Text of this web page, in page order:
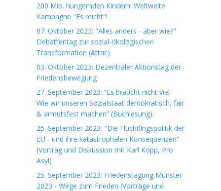
200 Mio. hungernden Kindern: Weltweite
Kampagne "Es reicht"!
07. Oktober 2023: "Alles anders - aber wie?"
Debattentag zur sozial-ökologischen
Transformation (Attac)
03. Oktober 2023: Dezentraler Aktionstag der
Friedensbewegung
27. September 2023: “Es braucht nicht viel -
Wie wir unseren Sozialstaat demokratisch, fair
& armutsfest machen” (Buchlesung).
25. September 2023: "Die Flüchtlingspolitik der
EU - und ihre katastrophalen Konsequenzen"
(Vortrag und Diskussion mit Karl Kopp, Pro
Asyl)
25. September 2023: Friedenstagung Münster
2023 - Wege zum Frieden (Vorträge und